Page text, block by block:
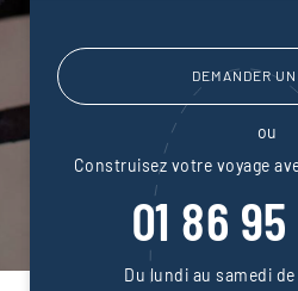
DEMANDER
ou
Construisez votre voyage
01 86
Du lundi au samedi de